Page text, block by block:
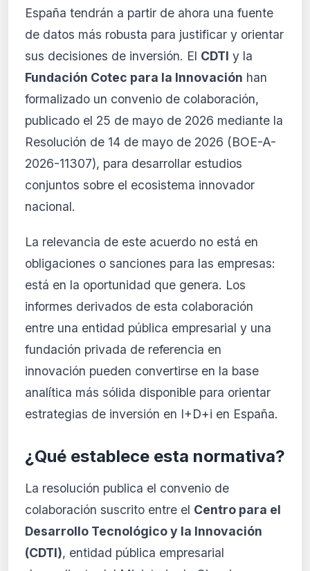
Análisis de impacto reservado
para suscriptores
El análisis detallado del impacto de esta
normativa está disponible con los planes
completo y recibe alertas personalizadas.
Ver planes
Crear mi cuenta
Desde 9,99 €/mes · Cancela cuando quieras
España tendrán a partir de ahora una fuente
de datos más robusta para justificar y orientar
sus decisiones de inversión. El CDTI y la
Fundación Cotec para la Innovación han
formalizado un convenio de colaboración,
publicado el 25 de mayo de 2026 mediante la
Resolución de 14 de mayo de 2026 (BOE-A-
2026-11307), para desarrollar estudios
conjuntos sobre el ecosistema innovador
nacional.
La relevancia de este acuerdo no está en
obligaciones o sanciones para las empresas:
está en la oportunidad que genera. Los
informes derivados de esta colaboración
entre una entidad pública empresarial y una
fundación privada de referencia en
innovación pueden convertirse en la base
analítica más sólida disponible para orientar
estrategias de inversión en I+D+i en España.
¿Qué establece esta normativa?
La resolución publica el convenio de
colaboración suscrito entre el Centro para el
Desarrollo Tecnológico y la Innovación
(CDTI), entidad pública empresarial